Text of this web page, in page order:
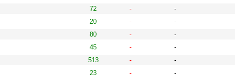
72 - -
20 - -
80 - -
45 - -
513 - -
23 - -